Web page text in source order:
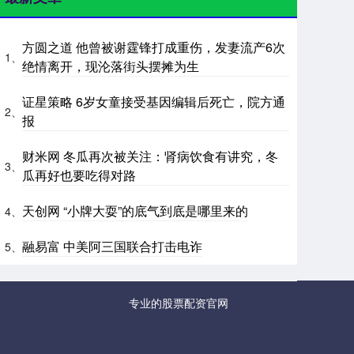
1、
方圆之道 他曾被谢霆锋打成重伤，发妻流产6次
绝情离开，现沦落街头摆摊为生
2、
证星策略 6岁女童接受基因编辑后死亡，院方通
报
3、
财米网 冬瓜再次被关注：肾病饮食有讲究，冬
瓜再好也要吃得对路
4、 天创网 “小牌大耍”的底气到底是哪里来的
5、 融易富 中美阿三国联合打击电诈
专业的股票配资官网